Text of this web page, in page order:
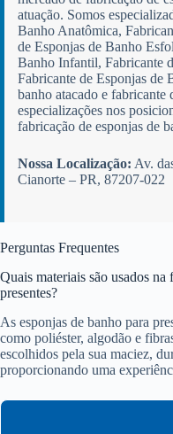
atuação. Somos
Banho Anatômica,
de Esponjas de Banho
Banho Infantil, Fabricante
Fabricante de Esponjas de
banho atacado e fabricante
especializações nos
fabricação de esponjas de
Nossa Localização: Av.
Cianorte – PR, 87207-022
Perguntas Frequentes
Quais materiais são usados na
presentes?
As esponjas de banho para
como poliéster, algodão e
escolhidos pela sua maciez,
proporcionando uma